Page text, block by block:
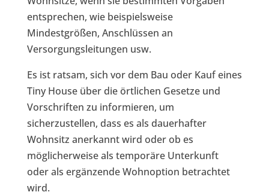
entsprechen, wie beispielsweise
Mindestgrößen, Anschlüssen an
Versorgungsleitungen usw.
Es ist ratsam, sich vor dem Bau oder Kauf eines
Tiny House über die örtlichen Gesetze und
Vorschriften zu informieren, um
sicherzustellen, dass es als dauerhafter
Wohnsitz anerkannt wird oder ob es
möglicherweise als temporäre Unterkunft
oder als ergänzende Wohnoption betrachtet
wird.